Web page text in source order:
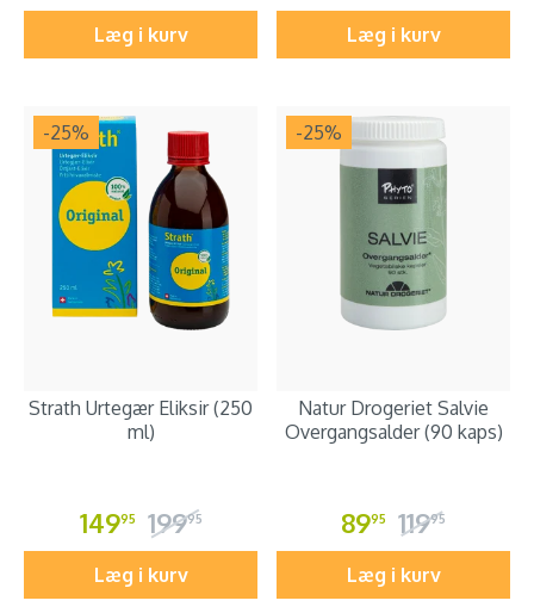
Læg i kurv Læg i kurv
-25%
Strath Urtegær Eliksir (250
ml)
14995 19995
Læg i kurv
-25%
Natur Drogeriet Salvie
Overgangsalder (90 kaps)
8995 11995
Læg i kurv